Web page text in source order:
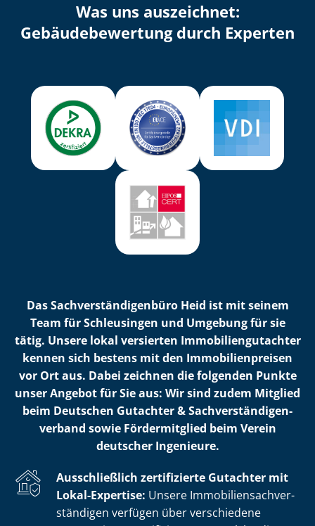
Was uns auszeichnet:
Ge­bäu­de­be­wer­tung durch Experten
Das Sach­ver­stän­di­gen­bü­ro Heid ist mit seinem
Team für Schleusingen und Umgebung für sie
tätig. Unsere lokal versierten Im­mo­bi­li­en­gut­ach­ter
kennen sich bestens mit den Im­mo­bi­li­en­prei­sen
vor Ort aus. Dabei zeichnen die folgenden Punkte
unser Angebot für Sie aus: Wir sind zudem Mitglied
beim Deutschen Gutachter & Sach­ver­stän­di­gen­
ver­band sowie Fördermitglied beim Verein
deutscher Ingenieure.
Ausschließlich zertifizierte Gutachter mit
Lokal-Expertise: Unsere Im­mo­bi­li­en­sach­ver­
stän­di­gen verfügen über verschiedene